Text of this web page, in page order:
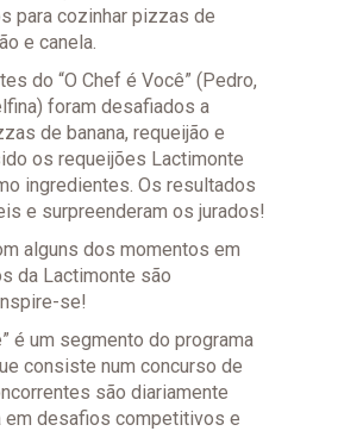
para cozinhar pizzas de
e canela.
do “O Chef é Você” (Pedro,
foram desafiados a
de banana, requeijão e
os requeijões Lactimonte
ingredientes. Os resultados
e surpreenderam os jurados!
alguns dos momentos em
da Lactimonte são
se!
é um segmento do programa
consiste num concurso de
são diariamente
em desafios competitivos e